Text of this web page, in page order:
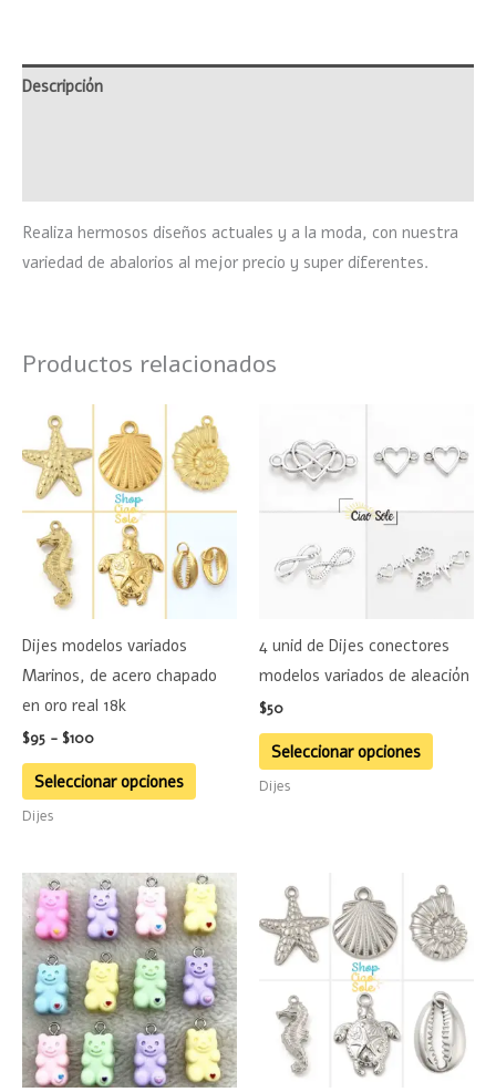
Descripción
Realiza hermosos diseños actuales y a la moda, con nuestra
variedad de abalorios al mejor precio y super diferentes.
Productos relacionados
Dijes modelos variados
Marinos, de acero chapado
en oro real 18k
$95 - $100
precios:
desde
$95
hasta
$100
Seleccionar opciones
Este
producto
tiene
múltiples
Las
elegir
de
Dijes
4 unid de Dijes conectores
modelos variados de aleación
$50
Seleccionar opciones
producto
tiene
Las
pueden
elegir
página
Dijes
Este
producto
tiene
múltiples
variantes.
Las
opciones
precios:
desde
$90
hasta
Este
producto
tiene
Las
opciones